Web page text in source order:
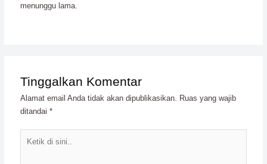
menunggu lama.
Tinggalkan Komentar
Alamat email Anda tidak akan dipublikasikan.
Ruas yang wajib
ditandai*